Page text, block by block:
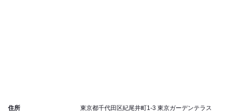
住所 東京都千代田区紀尾井町1-3 東京ガーデンテラス